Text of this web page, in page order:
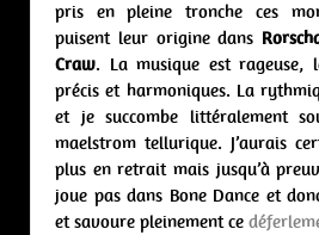
pris en pleine tronche ces
puisent leur origine dans
Craw. La musique est rageuse,
précis et harmoniques. La
et je succombe littéralement
maelstrom tellurique. J’aurais
plus en retrait mais jusqu’à
joue pas dans Bone Dance et
et savoure pleinement ce